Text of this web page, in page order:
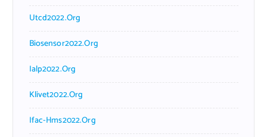
Utcd2022.org
Biosensor2022.org
Ialp2022.org
Klivet2022.org
Ifac-Hms2022.org